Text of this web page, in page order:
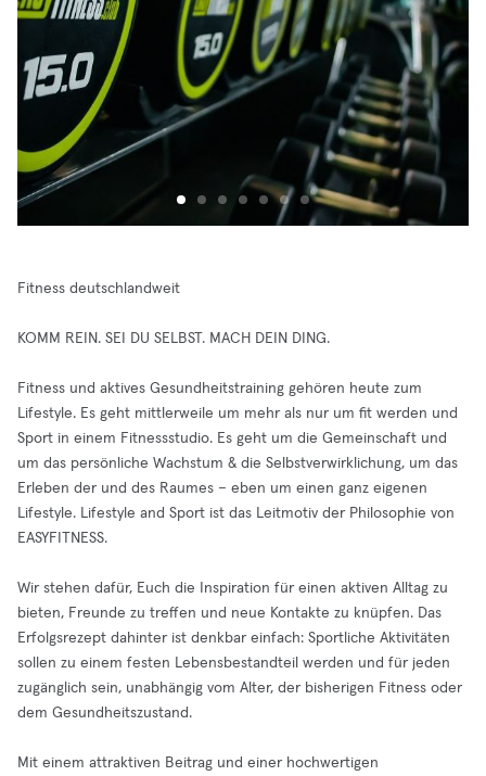
Fitness deutschlandweit
KOMM REIN. SEI DU SELBST. MACH DEIN DING.
Fitness und aktives Gesundheitstraining gehören heute zum
Lifestyle. Es geht mittlerweile um mehr als nur um fit werden und
Sport in einem Fitnessstudio. Es geht um die Gemeinschaft und
um das persönliche Wachstum & die Selbstverwirklichung, um das
Erleben der und des Raumes – eben um einen ganz eigenen
Lifestyle. Lifestyle and Sport ist das Leitmotiv der Philosophie von
EASYFITNESS.
Wir stehen dafür, Euch die Inspiration für einen aktiven Alltag zu
bieten, Freunde zu treffen und neue Kontakte zu knüpfen. Das
Erfolgsrezept dahinter ist denkbar einfach: Sportliche Aktivitäten
sollen zu einem festen Lebensbestandteil werden und für jeden
zugänglich sein, unabhängig vom Alter, der bisherigen Fitness oder
dem Gesundheitszustand.
Mit einem attraktiven Beitrag und einer hochwertigen